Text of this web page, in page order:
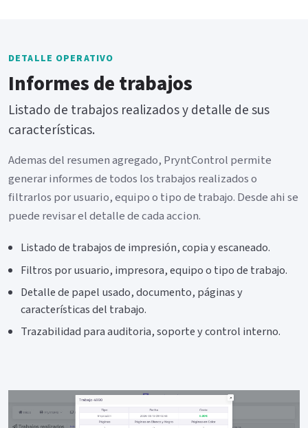
DETALLE OPERATIVO
Informes de trabajos
Listado de trabajos realizados y detalle de sus
características.
Ademas del resumen agregado, PryntControl permite
generar informes de todos los trabajos realizados o
filtrarlos por usuario, equipo o tipo de trabajo. Desde ahi se
puede revisar el detalle de cada accion.
Listado de trabajos de impresión, copia y escaneado.
Filtros por usuario, impresora, equipo o tipo de trabajo.
Detalle de papel usado, documento, páginas y
características del trabajo.
Trazabilidad para auditoria, soporte y control interno.